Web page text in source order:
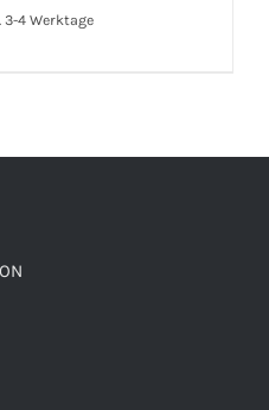
/ DETAILS
3-4 Werktage